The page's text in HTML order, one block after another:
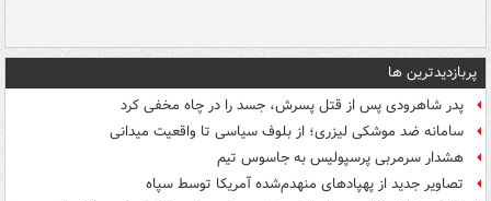
پربازدیدترین ها
پدر شاهرودی پس از قتل پسرش، جسد را در چاه مخفی کرد
سامانه ضد موشکی لیزری؛ از بلوف سیاسی تا واقعیت میدانی
هشدار سرمربی پرسپولیس به جاسوس تیم
تصاویر جدید از پهپادهای منهدم‌شده آمریکا توسط سپاه